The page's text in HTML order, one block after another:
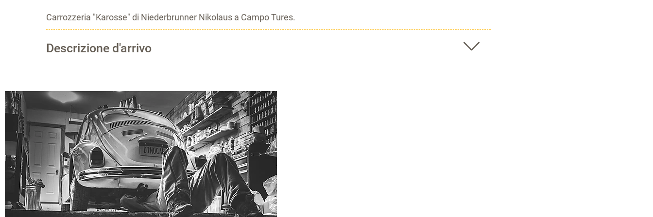
Carrozzeria "Karosse" di Niederbrunner Nikolaus a Campo Tures.
Descrizione d'arrivo